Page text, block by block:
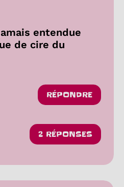
entendue
de cire du
les réactions
RÉPONDRE
2 RÉPONSES